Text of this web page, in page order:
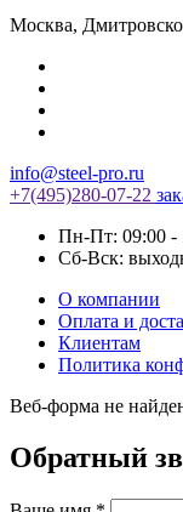
Москва,
info@steel-pro.ru
+7(495)280-07-22
Пн-Пт: 09:00 -
Cб-Вск:
О компании
Оплата и
Клиентам
Политика
Веб-форма не
Обратный